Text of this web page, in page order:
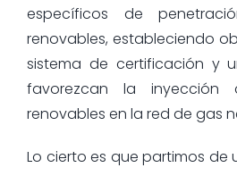
específicos de
renovables, estableciendo
sistema de certificación y
favorezcan la inyección
renovables en la red de gas
Lo cierto es que partimos de